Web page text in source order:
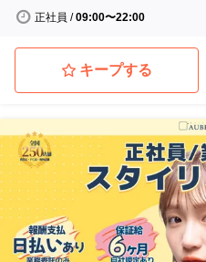
正社員 /09:00〜22:00
キープする